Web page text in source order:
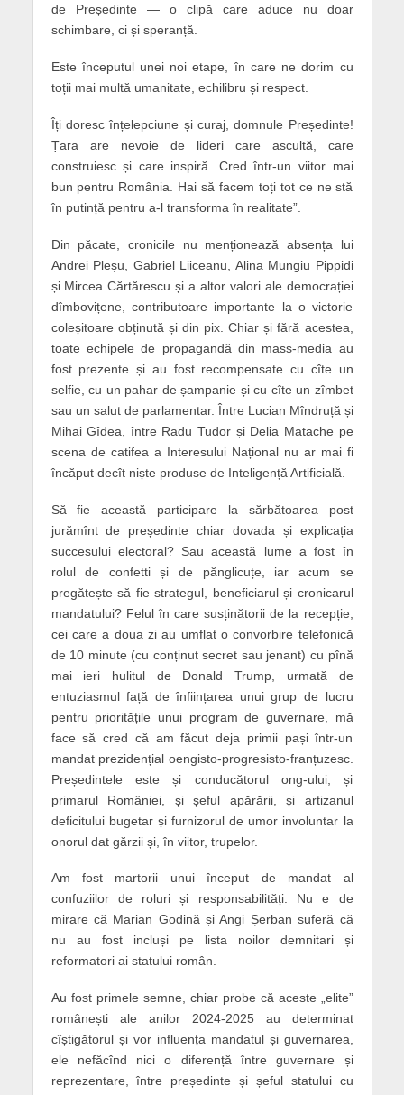
de Președinte — o clipă care aduce nu doar
schimbare, ci și speranță.
Este începutul unei noi etape, în care ne dorim cu
toții mai multă umanitate, echilibru și respect.
Îți doresc înțelepciune și curaj, domnule Președinte!
Țara are nevoie de lideri care ascultă, care
construiesc și care inspiră. Cred într-un viitor mai
bun pentru România. Hai să facem toți tot ce ne stă
în putință pentru a-l transforma în realitate”.
Din păcate, cronicile nu menționează absența lui
Andrei Pleșu, Gabriel Liiceanu, Alina Mungiu Pippidi
și Mircea Cărtărescu și a altor valori ale democrației
dîmbovițene, contributoare importante la o victorie
coleșitoare obținută și din pix. Chiar și fără acestea,
toate echipele de propagandă din mass-media au
fost prezente și au fost recompensate cu cîte un
selfie, cu un pahar de șampanie și cu cîte un zîmbet
sau un salut de parlamentar. Între Lucian Mîndruță și
Mihai Gîdea, între Radu Tudor și Delia Matache pe
scena de catifea a Interesului Național nu ar mai fi
încăput decît niște produse de Inteligență Artificială.
Să fie această participare la sărbătoarea post
jurămînt de președinte chiar dovada și explicația
succesului electoral? Sau această lume a fost în
rolul de confetti și de pănglicuțe, iar acum se
pregătește să fie strategul, beneficiarul și cronicarul
mandatului? Felul în care susținătorii de la recepție,
cei care a doua zi au umflat o convorbire telefonică
de 10 minute (cu conținut secret sau jenant) cu pînă
mai ieri hulitul de Donald Trump, urmată de
entuziasmul față de înființarea unui grup de lucru
pentru prioritățile unui program de guvernare, mă
face să cred că am făcut deja primii pași într-un
mandat prezidențial oengisto-progresisto-franțuzesc.
Președintele este și conducătorul ong-ului, și
primarul României, și șeful apărării, și artizanul
deficitului bugetar și furnizorul de umor involuntar la
onorul dat gărzii și, în viitor, trupelor.
Am fost martorii unui început de mandat al
confuziilor de roluri și responsabilități. Nu e de
mirare că Marian Godină și Angi Șerban suferă că
nu au fost incluși pe lista noilor demnitari și
reformatori ai statului român.
Au fost primele semne, chiar probe că aceste „elite”
românești ale anilor 2024-2025 au determinat
cîștigătorul și vor influența mandatul și guvernarea,
ele nefăcînd nici o diferență între guvernare și
reprezentare, între președinte și șeful statului cu